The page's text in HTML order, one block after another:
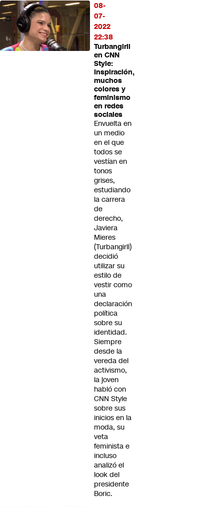
08-
07-
2022
22:38
Turbangirll
en CNN
Style:
Inspiración,
muchos
colores y
feminismo
en redes
sociales
Envuelta en
un medio
en el que
todos se
vestían en
tonos
grises,
estudiando
la carrera
de
derecho,
Javiera
Mieres
(Turbangirll)
decidió
utilizar su
estilo de
vestir como
una
declaración
política
sobre su
identidad.
Siempre
desde la
vereda del
activismo,
la joven
habló con
CNN Style
sobre sus
inicios en la
moda, su
veta
feminista e
incluso
analizó el
look del
presidente
Boric.